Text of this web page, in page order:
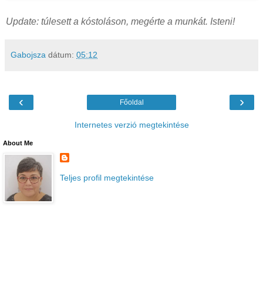
Update: túlesett a kóstoláson, megérte a munkát. Isteni!
Gabojsza dátum: 05:12
‹ ›
Főoldal
Internetes verzió megtekintése
About Me
Teljes profil megtekintése